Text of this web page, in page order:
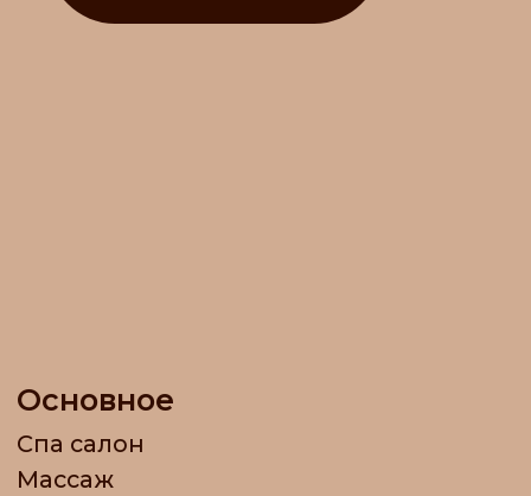
Сертификаты